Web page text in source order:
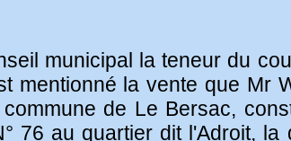
municipal la teneur du
mentionné la vente que Mr
de Le Bersac,
76 au quartier dit l'Adroit,